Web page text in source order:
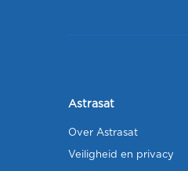
Astrasat
Over Astrasat
Veiligheid en privacy